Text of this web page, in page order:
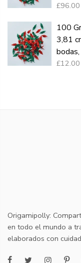
£96.00
100
3,81
£12.00
Origamipolly:
en todo el mundo a
elaborados con